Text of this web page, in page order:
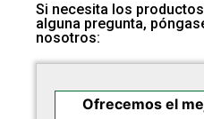
Si necesita los
alguna pregunta,
nosotros:
Ofrecemos el